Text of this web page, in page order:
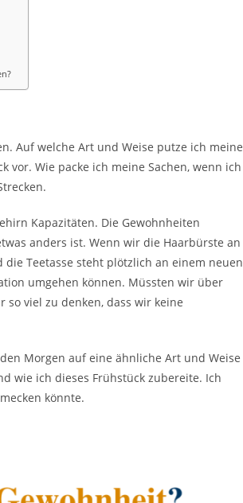
Auf welche Art und Weise putze ich meine
vor. Wie packe ich meine Sachen, wenn ich
Kapazitäten. Die Gewohnheiten
anders ist. Wenn wir die Haarbürste an
Teetasse steht plötzlich an einem neuen
umgehen können. Müssten wir über
viel zu denken, dass wir keine
Morgen auf eine ähnliche Art und Weise
wie ich dieses Frühstück zubereite. Ich
könnte.